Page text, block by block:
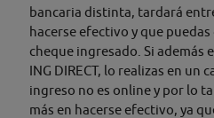
bancaria distinta, tardará
hacerse efectivo y que
cheque ingresado. Si además
ING DIRECT, lo realizas en un
ingreso no es online y por lo
más en hacerse efectivo, ya